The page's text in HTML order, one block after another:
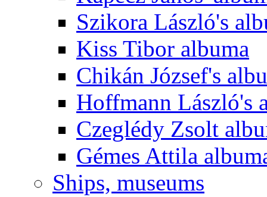
Szikora László's
Kiss Tibor albuma
Chikán József's
Hoffmann László's
Czeglédy Zsolt
Gémes Attila
Ships, museums